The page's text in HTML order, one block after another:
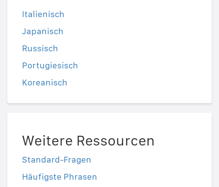
Italienisch
Japanisch
Russisch
Portugiesisch
Koreanisch
Weitere Ressourcen
Standard-Fragen
Häufigste Phrasen